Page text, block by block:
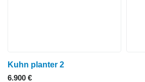
Kuhn planter 2
6.900 €